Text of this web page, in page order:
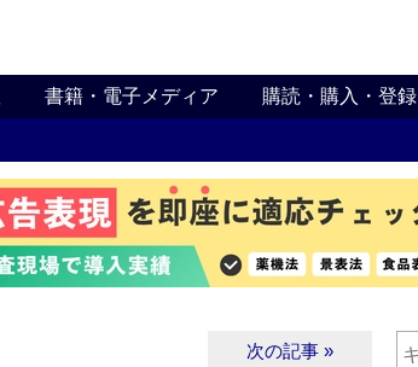
書籍・電子メディア 購読・購入・登録
次の記事 »